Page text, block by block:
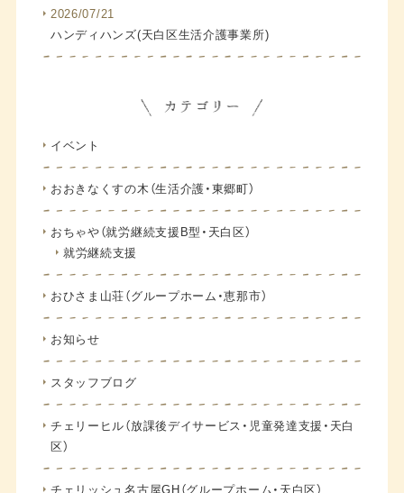
2026/07/21
ハンディハンズ(天白区生活介護事業所)
イベント
おおきなくすの木（生活介護・東郷町）
おちゃや（就労継続支援B型・天白区）
就労継続支援
おひさま山荘（グループホーム・恵那市）
お知らせ
スタッフブログ
チェリーヒル（放課後デイサービス・児童発達支援・天白
区）
チェリッシュ名古屋GH（グループホーム・天白区）